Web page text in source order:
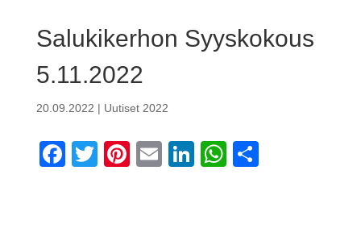
Salukikerhon Syyskokous
5.11.2022
20.09.2022 | Uutiset 2022
F
T
Pi
E
Li
W